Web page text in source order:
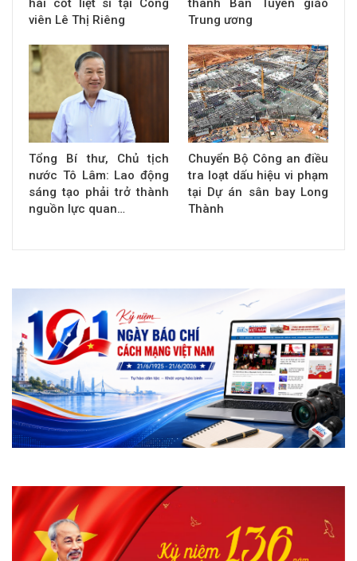
hài cốt liệt sĩ tại Công
viên Lê Thị Riêng
thành Ban Tuyên giáo
Trung ương
Tổng Bí thư, Chủ tịch
nước Tô Lâm: Lao động
sáng tạo phải trở thành
nguồn lực quan…
Chuyển Bộ Công an điều
tra loạt dấu hiệu vi phạm
tại Dự án sân bay Long
Thành